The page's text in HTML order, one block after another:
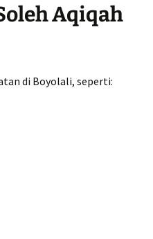
Aqiqah
di Boyolali, seperti: